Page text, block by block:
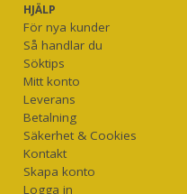
HJÄLP
För nya kunder
Så handlar du
Söktips
Mitt konto
Leverans
Betalning
Säkerhet & Cookies
Kontakt
Skapa konto
Logga in